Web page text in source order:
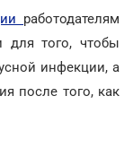
работодателям
для того, чтобы
инфекции, а
после того, как